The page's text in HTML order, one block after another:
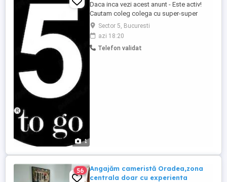
1
Daca inca vezi acest anunt - Este activ!
Cautam coleg colega cu super-super
energie de la prima ora a diminetii, caruia ii
place cafeaua si sa interactioneze cu
oamenii. Daca esti o persoana organizata,
punctuala si dornica sa invete sa prepare
Sector 5, Bucuresti
azi 18:20
Telefon validat
56
Angajăm cameristă Oradea,zona
centrala doar cu experienta